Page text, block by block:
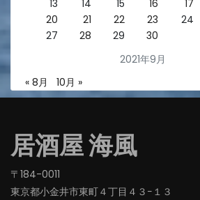
2021年9月
13
14 15 16 17
20
21 22 23 24
27
28 29 30
« 8月 10月 »
居酒屋 海風
〒184-0011
東京都小金井市東町４丁目４３−１３